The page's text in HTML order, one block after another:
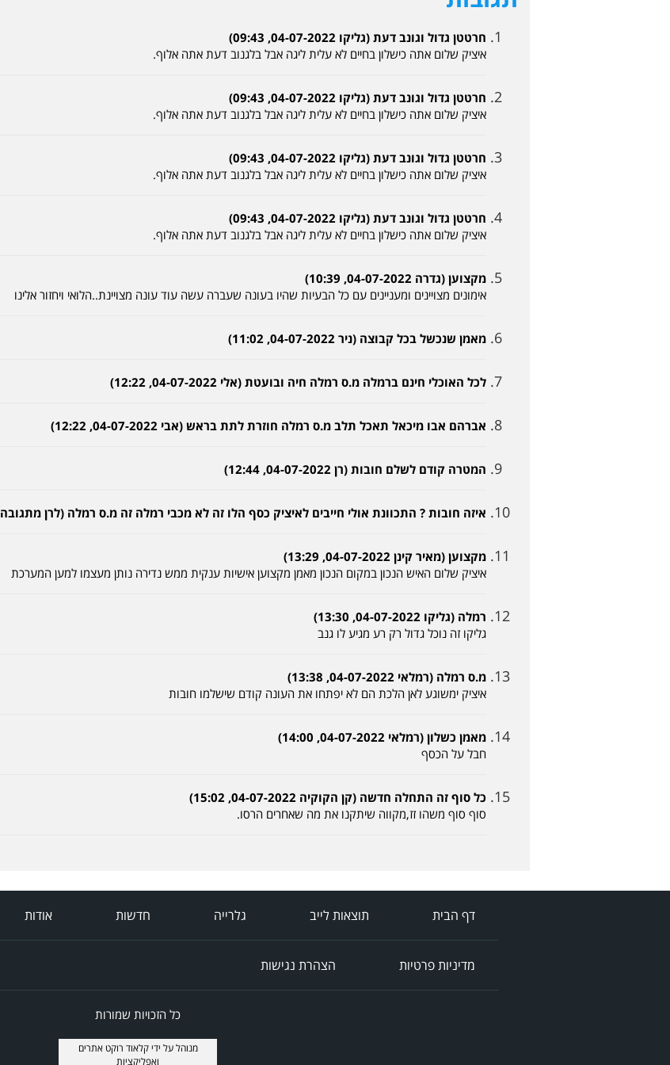
חרטטן גדול וגונב דעת (גליקו 04-07-2022, 09:43)
איציק שלום אתה כישלון בחיים לא עלית ליגה אבל בלגנוב דעת אתה אלוף.
חרטטן גדול וגונב דעת (גליקו 04-07-2022, 09:43)
איציק שלום אתה כישלון בחיים לא עלית ליגה אבל בלגנוב דעת אתה אלוף.
חרטטן גדול וגונב דעת (גליקו 04-07-2022, 09:43)
איציק שלום אתה כישלון בחיים לא עלית ליגה אבל בלגנוב דעת אתה אלוף.
חרטטן גדול וגונב דעת (גליקו 04-07-2022, 09:43)
איציק שלום אתה כישלון בחיים לא עלית ליגה אבל בלגנוב דעת אתה אלוף.
מקצוען (גדרה 04-07-2022, 10:39)
אימונים מצויינים ומעניינים עם כל הבעיות שהיו בעונה שעברה עשה עוד עונה מצויינת..הלואי ויחזור אלינו
מאמן שנכשל בכל קבוצה (ניר 04-07-2022, 11:02)
לכל האוכלי חינם ברמלה מ.ס רמלה חיה ובועטת (אלי 04-07-2022, 12:22)
אברהם אבו מיכאל תאכל תלב מ.ס רמלה חוזרת לתת בראש (אבי 04-07-2022, 12:22)
המטרה קודם לשלם חובות (רן 04-07-2022, 12:44)
איזה חובות ? התכוונת אולי חייבים לאיציק כסף הלו זה לא מכבי רמלה זה מ.ס רמלה (לרן מתגובה 9 04-07-2022, 12:47)
מקצוען (מאיר קינן 04-07-2022, 13:29)
איציק שלום האיש הנכון במקום הנכון מאמן מקצוען אישיות ענקית ממש נדירה נותן מעצמו למען המערכת
רמלה (גליקו 04-07-2022, 13:30)
גליקו זה נוכל גדול רק רע מגיע לו גנב
מ.ס רמלה (רמלאי 04-07-2022, 13:38)
איציק ימשוגע לאן הלכת הם לא יפתחו את העונה קודם שישלמו חובות
מאמן כשלון (רמלאי 04-07-2022, 14:00)
חבל על הכסף
כל סוף זה התחלה חדשה (קן הקוקיה 04-07-2022, 15:02)
סוף סוף משהו זז,מקווה שיתקנו את מה שאחרים הרסו.
דף הבית תוצאות לייב גלרייה חדשות אודות
מדיניות פרטיות הצהרת נגישות
כל הזכויות שמורות
מנוהל על ידיקלאוד רוקט אתרים
ואפליקציות